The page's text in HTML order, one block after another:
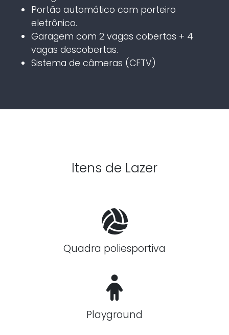
Portão automático com porteiro
eletrônico.
Garagem com 2 vagas cobertas + 4
vagas descobertas.
Sistema de câmeras (CFTV)
Itens de Lazer
Quadra poliesportiva
Playground